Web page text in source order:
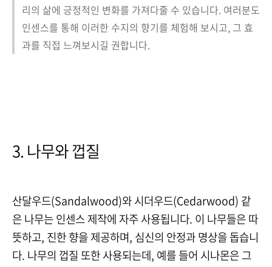
리의 삶에 긍정적인 변화를 가져다줄 수 있습니다. 여러분도
인센스를 통해 이러한 수지의 향기를 체험해 보시고, 그 효
과를 직접 느껴보시길 권합니다.
3. 나무와 껍질
산달우드(Sandalwood)와 시더우드(Cedarwood) 같
은 나무는 인센스 제작에 자주 사용됩니다. 이 나무들은 따
뜻하고, 진한 향을 제공하며, 심신의 안정과 명상을 돕습니
다. 나무의 껍질 또한 사용되는데, 예를 들어 시나몬은 그